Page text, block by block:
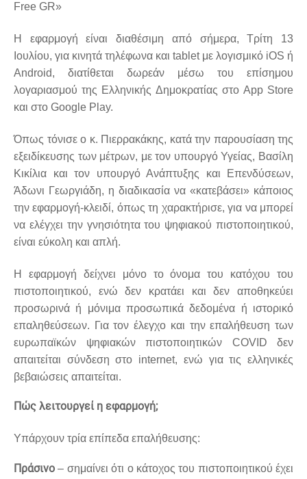
Free GR»
Η εφαρμογή είναι διαθέσιμη από σήμερα, Τρίτη 13
Ιουλίου, για κινητά τηλέφωνα και tablet με λογισμικό iOS ή
Android, διατίθεται δωρεάν μέσω του επίσημου
λογαριασμού της Ελληνικής Δημοκρατίας στο App Store
και στο Google Play.
Όπως τόνισε ο κ. Πιερρακάκης, κατά την παρουσίαση της
εξειδίκευσης των μέτρων, με τον υπουργό Υγείας, Βασίλη
Κικίλια και τον υπουργό Ανάπτυξης και Επενδύσεων,
Άδωνι Γεωργιάδη, η διαδικασία να «κατεβάσει» κάποιος
την εφαρμογή-κλειδί, όπως τη χαρακτήρισε, για να μπορεί
να ελέγχει την γνησιότητα του ψηφιακού πιστοποιητικού,
είναι εύκολη και απλή.
Η εφαρμογή δείχνει μόνο το όνομα του κατόχου του
πιστοποιητικού, ενώ δεν κρατάει και δεν αποθηκεύει
προσωρινά ή μόνιμα προσωπικά δεδομένα ή ιστορικό
επαληθεύσεων. Για τον έλεγχο και την επαλήθευση των
ευρωπαϊκών ψηφιακών πιστοποιητικών COVID δεν
απαιτείται σύνδεση στο internet, ενώ για τις ελληνικές
βεβαιώσεις απαιτείται.
Πώς λειτουργεί η εφαρμογή;
Υπάρχουν τρία επίπεδα επαλήθευσης:
Πράσινο – σημαίνει ότι ο κάτοχος του πιστοποιητικού έχει